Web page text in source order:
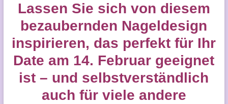
Lassen Sie sich von diesem
bezaubernden Nageldesign
inspirieren, das perfekt für Ihr
Date am 14. Februar geeignet
ist – und selbstverständlich
auch für viele andere